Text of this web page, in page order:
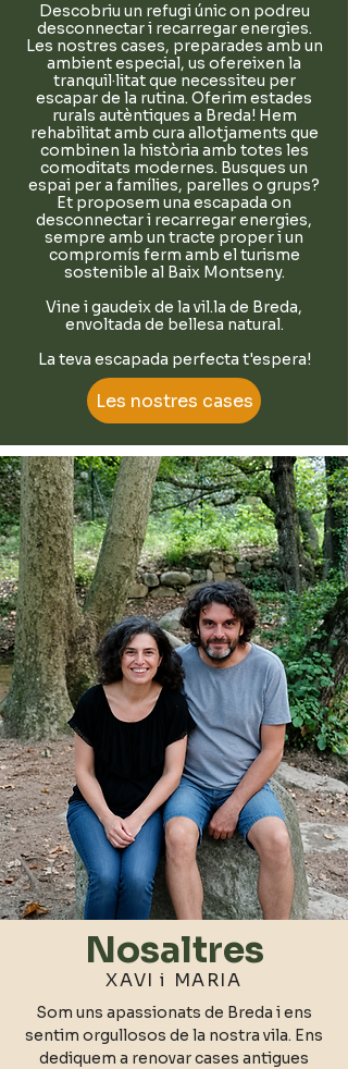
Descobriu un refugi únic on podreu
desconnectar i recarregar energies.
Les nostres cases, preparades amb un
ambient especial, us ofereixen la
tranquil·litat que necessiteu per
escapar de la rutina. Oferim estades
rurals autèntiques a Breda! Hem
rehabilitat amb cura allotjaments que
combinen la història amb totes les
comoditats modernes. Busques un
espai per a famílies, parelles o grups?
Et proposem una escapada on
desconnectar i recarregar energies,
sempre amb un tracte proper i un
compromís ferm amb el turisme
sostenible al Baix Montseny.
Vine i gaudeix de la vil.la de Breda,
envoltada de bellesa natural.
La teva escapada perfecta t'espera!
Les nostres cases
Nosaltres
XAVI i MARIA
Som uns apassionats de Breda i ens
sentim orgullosos de la nostra vila. Ens
dediquem a renovar cases antigues